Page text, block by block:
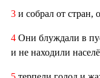
3 и собрал от стран,
4 Они блуждали в
и не находили